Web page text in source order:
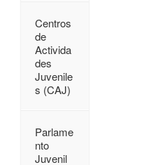
Centros
de
Activida
des
Juvenile
s (CAJ)
Parlame
nto
Juvenil